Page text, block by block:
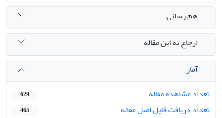
هم رسانی
ارجاع به این مقاله
آمار
تعداد مشاهده مقاله
629
تعداد دریافت فایل اصل مقاله 465